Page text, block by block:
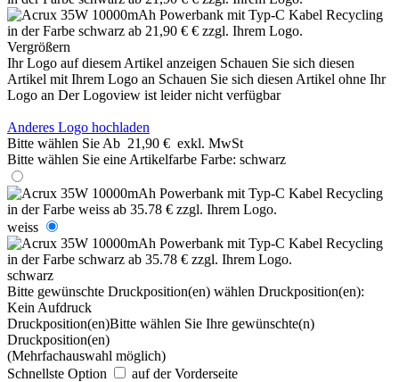
Vergrößern
Ihr Logo auf diesem Artikel anzeigen Schauen Sie sich diesen
Artikel mit Ihrem Logo an Schauen Sie sich diesen Artikel ohne Ihr
Logo an Der Logoview ist leider nicht verfügbar
Anderes Logo hochladen
Bitte wählen Sie Ab 21,90 € exkl. MwSt
Bitte wählen Sie eine Artikelfarbe Farbe: schwarz
weiss
schwarz
Bitte gewünschte Druckposition(en) wählen Druckposition(en):
Kein Aufdruck
Druckposition(en)Bitte wählen Sie Ihre gewünschte(n)
Druckposition(en)
(Mehrfachauswahl möglich)
Schnellste Option
auf der Vorderseite